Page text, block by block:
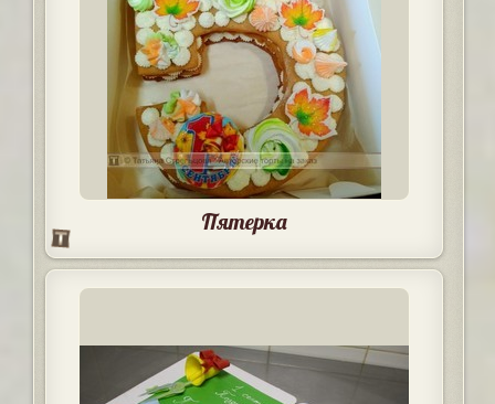
Пятерка